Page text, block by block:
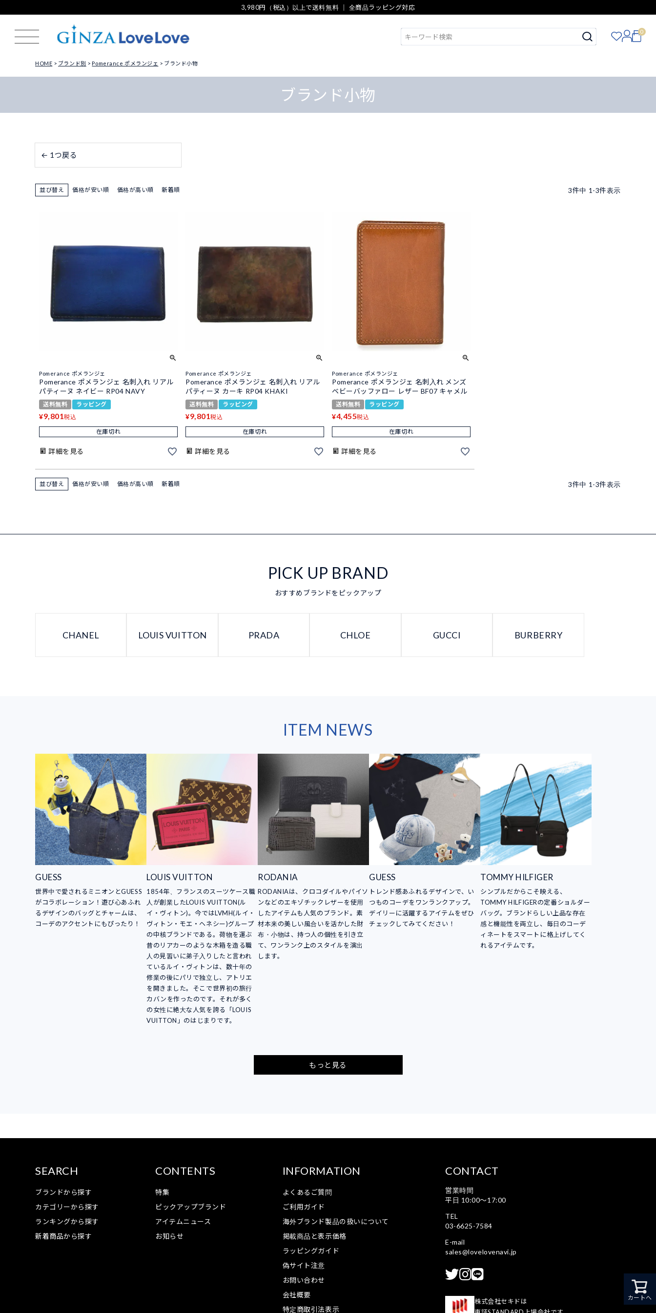
3,980円（税込）以上で送料無料 ｜ 全商品ラッピング対応
0
HOME ブランド別 Pomerance ポメランジェ ブランド小物
ブランド小物
← 1つ戻る
並び替え 価格が安い順 価格が高い順 新着順 3件中 1 -3件表示
Pomerance ポメランジェ
Pomerance ポメランジェ 名刺入れ リアル
パティーヌ ネイビー RP04 NAVY
送料無料 ラッピング
¥9,801税込
在庫切れ
詳細を見る
Pomerance ポメランジェ
Pomerance ポメランジェ 名刺入れ リアル
パティーヌ カーキ RP04 KHAKI
送料無料 ラッピング
¥9,801税込
在庫切れ
詳細を見る
Pomerance ポメランジェ
Pomerance ポメランジェ 名刺入れ メンズ
ベビーバッファロー レザー BF07 キャメル
送料無料 ラッピング
¥4,455税込
在庫切れ
詳細を見る
並び替え 価格が安い順 価格が高い順 新着順 3件中 1 -3件表示
PICK UP BRAND
おすすめブランドをピックアップ
CHANEL LOUIS VUITTON PRADA CHLOE GUCCI BURBERRY
ITEM NEWS
GUESS
世界中で愛されるミニオンとGUESS
がコラボレーション！遊び心あふれ
るデザインのバッグとチャームは、
コーデのアクセントにもぴったり！
LOUIS VUITTON
1854年、フランスのスーツケース職
人が創業したLOUIS VUITTON(ル
イ・ヴィトン)。今ではLVMH(ルイ・
ヴィトン・モエ・ヘネシー)グループ
の中核ブランドである。荷物を運ぶ
昔のリアカーのような木箱を造る職
人の見習いに弟子入りしたと言われ
ているルイ・ヴィトンは、数十年の
修業の後にパリで独立し、アトリエ
を開きました。そこで世界初の旅行
カバンを作ったのです。それが多く
の女性に絶大な人気を誇る「LOUIS
VUITTON」のはじまりです。
RODANIA
RODANIAは、クロコダイルやパイソ
ンなどのエキゾチックレザーを使用
したアイテムも人気のブランド。素
材本来の美しい風合いを活かした財
布・小物は、持つ人の個性を引き立
て、ワンランク上のスタイルを演出
します。
GUESS
トレンド感あふれるデザインで、い
つものコーデをワンランクアップ。
デイリーに活躍するアイテムをぜひ
チェックしてみてください！
TOMMY HILFIGER
シンプルだからこそ映える、
TOMMY HILFIGERの定番ショルダー
バッグ。ブランドらしい上品な存在
感と機能性を両立し、毎日のコーデ
ィネートをスマートに格上げしてく
れるアイテムです。
もっと見る
カートへ
SEARCH
ブランドから探す
カテゴリーから探す
ランキングから探す
新着商品から探す
CONTENTS
特集
ピックアップブランド
アイテムニュース
お知らせ
INFORMATION
よくあるご質問
ご利用ガイド
海外ブランド製品の扱いについて
掲載商品と表示価格
ラッピングガイド
偽サイト注意
お問い合わせ
会社概要
特定商取引法表示
CONTACT
営業時間
平日 10:00〜17:00
TEL
03-6625-7584
E-mail
sales@lovelovenavi.jp
株式会社セキドは